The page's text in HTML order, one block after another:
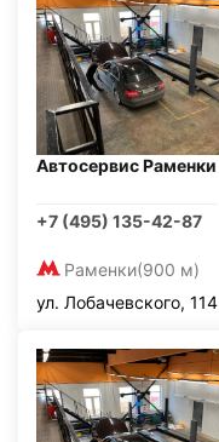
Автосервис Раменки
+7 (495) 135-42-87
Раменки(900 м)
ул. Лобачевского, 114